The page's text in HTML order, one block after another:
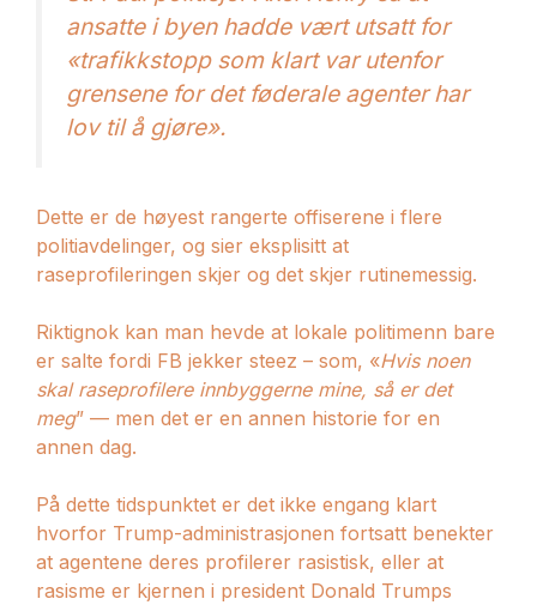
ansatte i byen hadde vært utsatt for
«trafikkstopp som klart var utenfor
grensene for det føderale agenter har
lov til å gjøre».
Dette er de høyest rangerte offiserene i flere
politiavdelinger, og sier eksplisitt at
raseprofileringen skjer og det skjer rutinemessig.
Riktignok kan man hevde at lokale politimenn bare
er salte fordi FB jekker steez – som, «Hvis noen
skal raseprofilere innbyggerne mine, så er det
meg” — men det er en annen historie for en
annen dag.
På dette tidspunktet er det ikke engang klart
hvorfor Trump-administrasjonen fortsatt benekter
at agentene deres profilerer rasistisk, eller at
rasisme er kjernen i president Donald Trumps